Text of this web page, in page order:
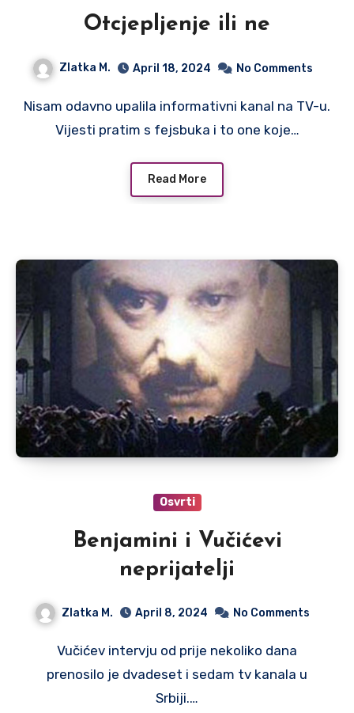
Otcjepljenje ili ne
Zlatka M. April 18, 2024 No Comments
Nisam odavno upalila informativni kanal na TV-u.
Vijesti pratim s fejsbuka i to one koje…
Read More
Osvrti
Benjamini i Vučićevi
neprijatelji
Zlatka M. April 8, 2024 No Comments
Vučićev intervju od prije nekoliko dana
prenosilo je dvadeset i sedam tv kanala u
Srbiji.…